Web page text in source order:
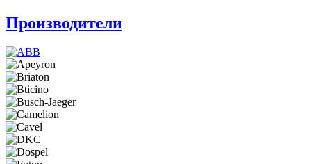
Производители